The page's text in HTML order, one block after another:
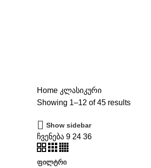
Home კლასიკური
Showing 1–12 of 45 results
Show sidebar
ჩვენება 9 24 36
ფილტრი